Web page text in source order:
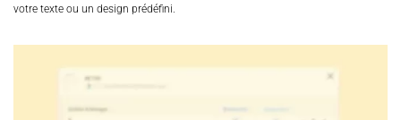
votre texte ou un design prédéfini.